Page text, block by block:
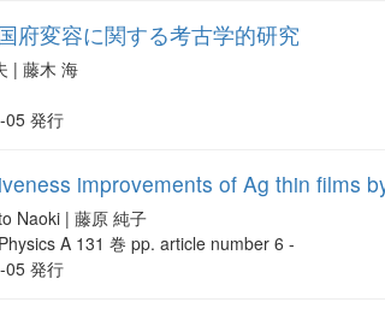
府変容に関する考古学的研究
| 藤木 海
05 発行
improvements of Ag thin films
Naoki | 藤原 純子
A 131 巻 pp. article number 6 -
05 発行